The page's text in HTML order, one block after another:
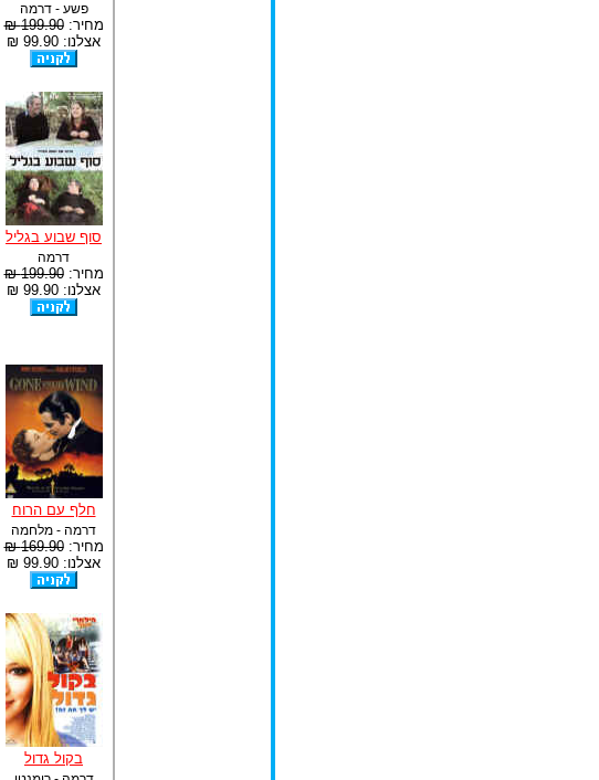
פשע - דרמה
מחיר:199.90 ₪
אצלנו: 99.90 ₪
סוף שבוע בגליל
דרמה
מחיר:199.90 ₪
אצלנו: 99.90 ₪
חלף עם הרוח
דרמה - מלחמה
מחיר:169.90 ₪
אצלנו: 99.90 ₪
בקול גדול